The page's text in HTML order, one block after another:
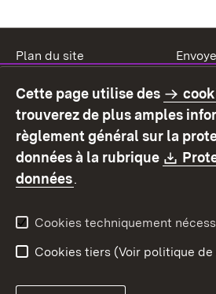
Plan du site
Mode d'emploi
Contact
Cette page utilise des
trouverez de plus amples
règlement général sur la
données à la rubrique
données.
Cookies techniquement
Cookies tiers (Voir politique